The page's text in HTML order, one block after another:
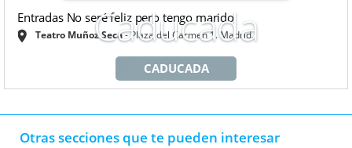
Caducada
Entradas No seré feliz pero tengo marido
Teatro Muñoz Seca Plaza del Carmen 1. Madrid.
CADUCADA
Otras secciones que te pueden interesar